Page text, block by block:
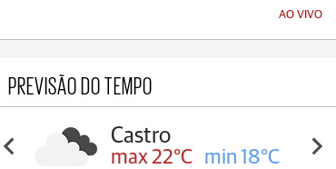
AO VIVO
PREVISÃO DO TEMPO
Castro
max 22°C min 18°C